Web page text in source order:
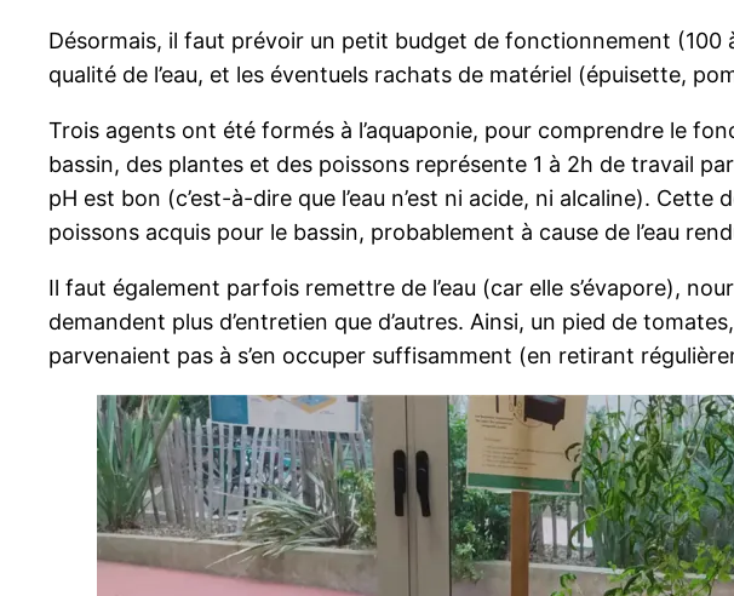
Désormais, il faut prévoir un petit budget de fonctionnement
qualité de l’eau, et les éventuels rachats de matériel (épuisette,
Trois agents ont été formés à l’aquaponie, pour comprendre le
bassin, des plantes et des poissons représente 1 à 2h de travail
pH est bon (c’est-à-dire que l’eau n’est ni acide, ni alcaline).
poissons acquis pour le bassin, probablement à cause de l’eau
Il faut également parfois remettre de l’eau (car elle s’évapore),
demandent plus d’entretien que d’autres. Ainsi, un pied de
parvenaient pas à s’en occuper suffisamment (en retirant